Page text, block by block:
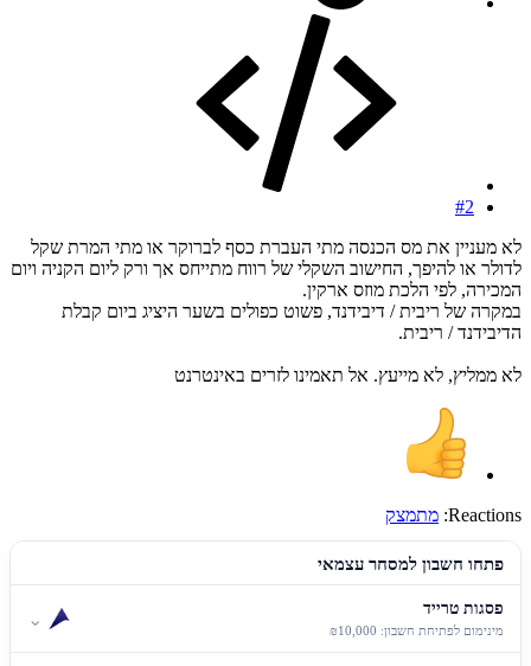
#2
לא מעניין את מס הכנסה מתי העברת כסף לברוקר או מתי המרת שקל
לדולר או להיפך, החישוב השקלי של רווח מתייחס אך ורק ליום הקניה ויום
המכירה, לפי הלכת מוזס ארקין.
במקרה של ריבית / דיבידנד, פשוט כפולים בשער היציג ביום קבלת
הדיבידנד / ריבית.
לא ממליץ, לא מייעץ. אל תאמינו לזרים באינטרנט
Reactions: מתמצק
פתחו חשבון למסחר עצמאי
פסגות טרייד
מינימום לפתיחת חשבון: ₪10,000
⌄